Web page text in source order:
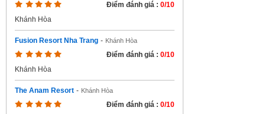
Điểm đánh giá : 0/10
Khánh Hòa
Fusion Resort Nha Trang - Khánh Hòa
Điểm đánh giá : 0/10
Khánh Hòa
The Anam Resort - Khánh Hòa
Điểm đánh giá : 0/10